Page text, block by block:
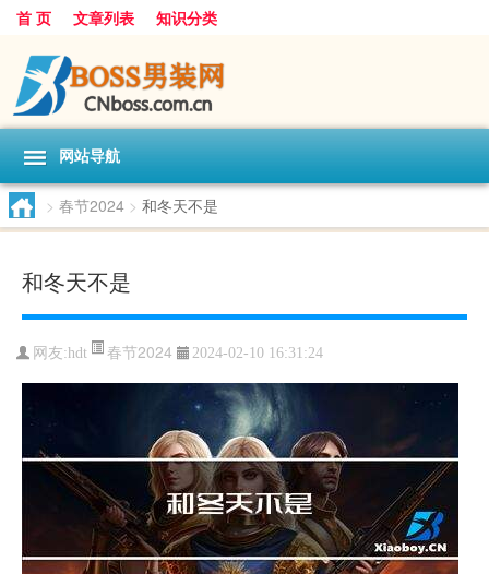
首 页 文章列表 知识分类
网站导航
> 春节2024 > 和冬天不是
和冬天不是
网友:hdt 春节2024 2024-02-10 16:31:24